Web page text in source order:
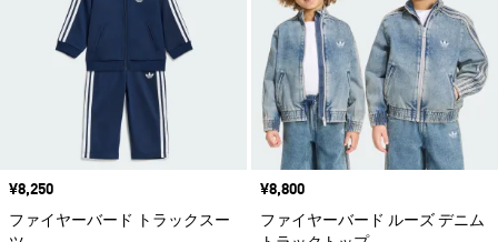
価格
¥8,250
ファイヤーバード トラックスー
価格
¥8,800
ファイヤーバード ルーズ デニム